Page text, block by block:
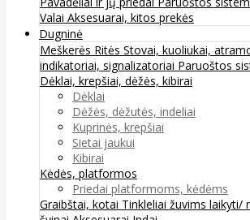
Valai Aksesuarai, kitos prekės
Dugninė
Meškerės Ritės Stovai, kuoliukai,
indikatoriai, signalizatoriai Paruoštos
Dėklai, krepšiai, dėžės, kibirai
Dėklai
Dėžės, dėžutės, indeliai
Kuprinės, krepšiai
Sietai jaukui
Kibirai
Kėdės, platformos
Priedai platformoms, kėdėms
Graibštai, kotai Tinkleliai žuvims laikyti/